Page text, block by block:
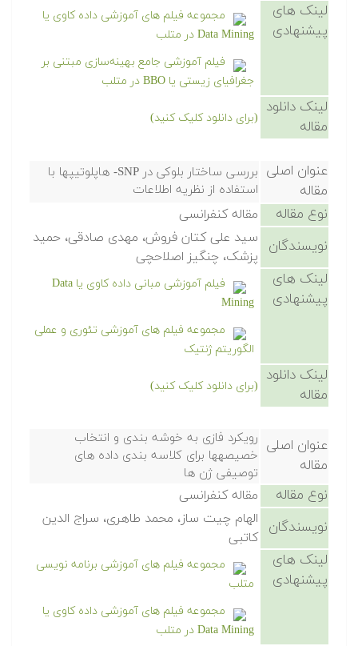
لینک های
پیشنهادی
مجموعه فیلم های آموزشی داده کاوی یا
Data Mining در متلب
فیلم آموزشی جامع بهینه‌سازی مبتنی بر
جغرافیای زیستی یا BBO در متلب
لینک دانلود
مقاله
(برای دانلود کلیک کنید)
عنوان اصلی
مقاله
بررسی ساختار بلوکی در SNP- هاپلوتیپها با
استفاده از نظریه اطلاعات
نوع مقاله مقاله کنفرانسی
نویسندگان
سید علی کتان فروش، مهدی صادقی، حمید
پزشک، چنگیز اصلاحچی
لینک های
پیشنهادی
فیلم آموزشی مبانی داده کاوی یا Data
Mining
مجموعه فیلم های آموزشی تئوری و عملی
الگوریتم ژنتیک
لینک دانلود
مقاله
(برای دانلود کلیک کنید)
عنوان اصلی
مقاله
رویکرد فازی به خوشه بندی و انتخاب
خصیصهها برای کلاسه بندی داده های
توصیفی ژن ها
نوع مقاله مقاله کنفرانسی
نویسندگان
الهام چیت ساز، محمد طاهری، سراج الدین
کاتبی
لینک های
پیشنهادی
مجموعه فیلم های آموزشی برنامه نویسی
متلب
مجموعه فیلم های آموزشی داده کاوی یا
Data Mining در متلب